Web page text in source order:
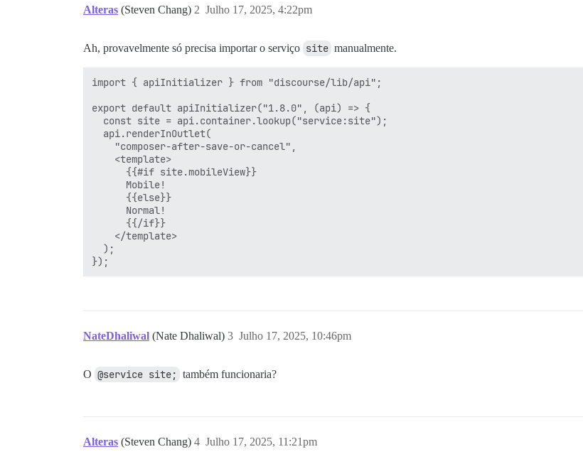
Alteras (Steven Chang) Julho 17, 2025, 4:22pm
2
Ah, provavelmente só precisa importar o serviço site manualmente.
import { apiInitializer } from "discourse/lib/api";
export default apiInitializer("1.8.0", (api) => {
  const site = api.container.lookup("service:site");
  api.renderInOutlet(
    "composer-after-save-or-cancel",
    <template>
      {{#if site.mobileView}}
      Mobile!
      {{else}}
      Normal!
      {{/if}}
    </template>
  );
NateDhaliwal (Nate Dhaliwal) Julho 17, 2025, 10:46pm
3
O @service site; também funcionaria?
Alteras (Steven Chang) Julho 17, 2025, 11:21pm
4